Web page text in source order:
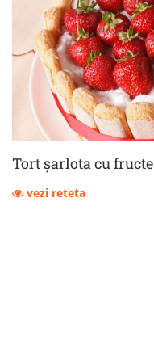
Tort șarlota cu fructe
vezi reteta